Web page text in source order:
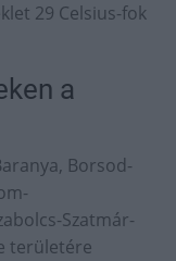
29 Celsius-fok
a
Borsod-
Szatmár-
területére